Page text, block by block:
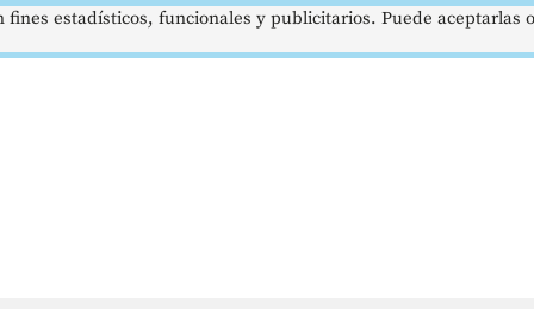
estadísticos, funcionales y publicitarios. Puede aceptarlas